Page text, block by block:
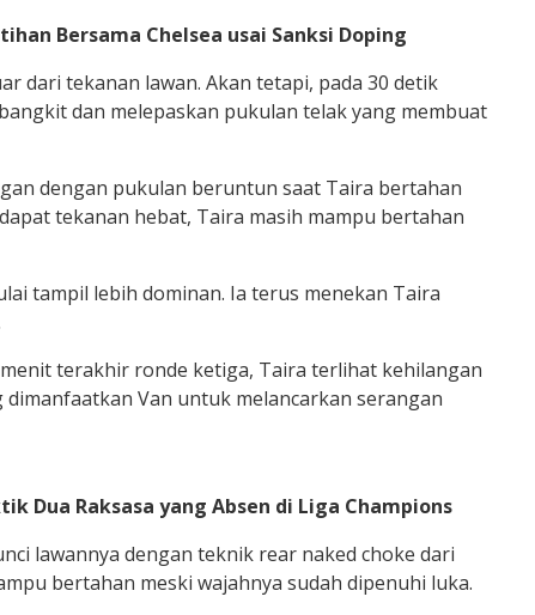
Bersama Chelsea usai Sanksi Doping
dari tekanan lawan. Akan tetapi, pada 30 detik
dan melepaskan pukulan telak yang membuat
dengan pukulan beruntun saat Taira bertahan
tekanan hebat, Taira masih mampu bertahan
tampil lebih dominan. Ia terus menekan Taira
terakhir ronde ketiga, Taira terlihat kehilangan
Van untuk melancarkan serangan
Dua Raksasa yang Absen di Liga Champions
lawannya dengan teknik rear naked choke dari
bertahan meski wajahnya sudah dipenuhi luka.